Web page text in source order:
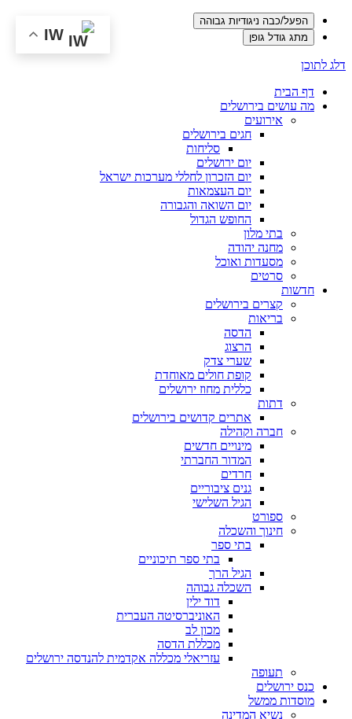
הפעל/כבה ניגודיות גבוהה
מתג גודל גופן
דלג לתוכן
דף הבית
מה עושים בירושלים
אירועים
חגים בירושלים
סליחות
יום ירושלים
יום הזכרון לחללי מערכות ישראל
יום העצמאות
יום השואה והגבורה
החופש הגדול
בתי מלון
מחנה יהודה
מסעדות ואוכל
סרטים
חדשות
קצרים בירושלים
בריאות
הדסה
הרצוג
שערי צדק
קופת חולים מאוחדת
כללית מחוז ירושלים
דתות
אתרים קדושים בירושלים
חברה וקהילה
מינויים חדשים
המדור החברתי
חרדים
גנים ציבוריים
הגיל השלישי
ספורט
חינוך והשכלה
בתי ספר
בתי ספר תיכוניים
הגיל הרך
השכלה גבוהה
דוד ילין
האוניברסיטה העברית
מכון לב
מכללת הדסה
עזריאלי מכללה אקדמית להנדסה ירושלים
תעופה
כנס ירושלים
מוסדות ממשל
נשיא המדינה
IW